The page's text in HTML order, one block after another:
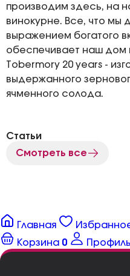
производим здесь, на
винокурне. Все, что мы
выражением богатого
обеспечивает наш дом
Tobermory 20 years -
выдержанного
ячменного солода.
Статьи
Смотреть все
Главная
Корзина 0 Профиль